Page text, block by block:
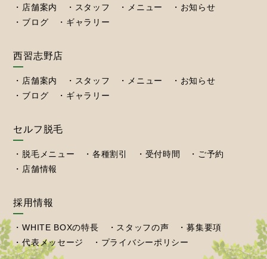
店舗案内 スタッフ メニュー
お知らせ
ブログ
ギャラリー
西習志野店
店舗案内 スタッフ メニュー
お知らせ
ブログ
ギャラリー
セルフ脱毛
脱毛メニュー 各種割引 受付時間
ご予約
店舗情報
採用情報
WHITE BOXの特長 スタッフの声
募集要項
代表メッセージ
プライバシーポリシー